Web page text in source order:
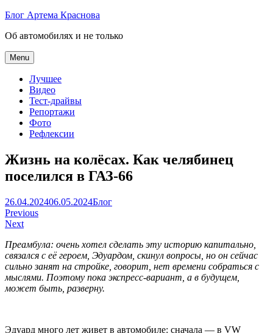
Skip
content
Блог Артема Краснова
Об автомобилях и не только
Menu
Лучшее
Видео
Тест-драйвы
Репортажи
Фото
Рефлексии
Жизнь на колёсах. Как челябинец
поселился в ГАЗ-66
Артем
Краснов
26.04.202406.05.2024Блог
Навигация
по
записям
Previous
Next
Преамбула: очень хотел сделать эту историю капитально,
связался с её героем, Эдуардом, скинул вопросы, но он сейчас
сильно занят на стройке, говорит, нет времени собраться с
мыслями. Поэтому пока экспресс-вариант, а в будущем,
может быть, разверну.
Эдуард много лет живет в автомобиле: сначала — в VW